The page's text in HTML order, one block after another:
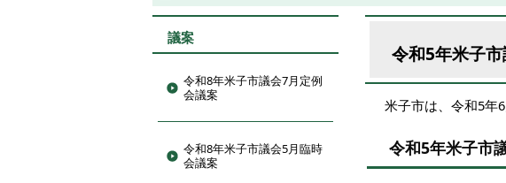
議案
令和8年米子市議会7月定例
会議案
令和8年米子市議会5月臨時
会議案
令和5年米子
米子市は、令和5年
令和5年米子市